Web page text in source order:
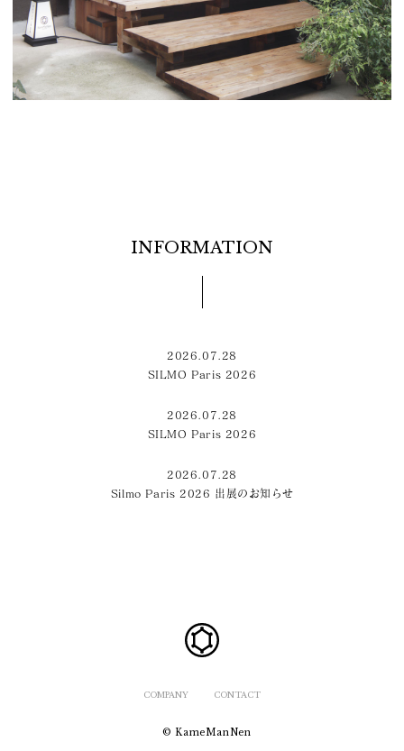
INFORMATION
2026.07.28
SILMO Paris 2026
2026.07.28
SILMO Paris 2026
2026.07.28
Silmo Paris 2026 出展のお知らせ
COMPANY CONTACT
© KameManNen